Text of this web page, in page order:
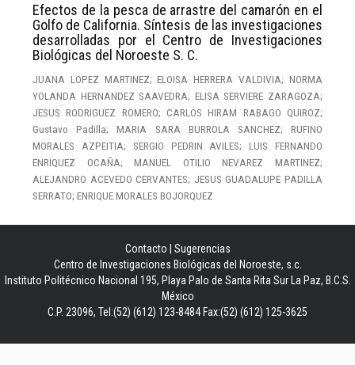
Efectos de la pesca de arrastre del camarón en el
Golfo de California. Síntesis de las investigaciones
desarrolladas por el Centro de Investigaciones
Biológicas del Noroeste S. C.
JUANA LOPEZ MARTINEZ; ELOISA HERRERA VALDIVIA; NORMA
YOLANDA HERNANDEZ SAAVEDRA; ELISA SERVIERE ZARAGOZA;
JESUS RODRIGUEZ ROMERO; CARLOS HIRAM RABAGO QUIROZ;
Gustavo Padilla; MARIA SARA BURROLA SANCHEZ; RUFINO
MORALES AZPEITIA; SERGIO PEDRIN AVILES; LUIS FERNANDO
ENRIQUEZ OCAÑA; MANUEL OTILIO NEVAREZ MARTINEZ;
ALEJANDRO ACEVEDO CERVANTES; JESUS GUADALUPE PADILLA
SERRATO; ENRIQUE MORALES BOJORQUEZ
Contacto
Sugerencias
Centro de Investigaciones Biológicas del Noroeste, s.c.
Instituto Politécnico Nacional 195, Playa Palo de Santa Rita Sur La Paz, B.C.S.
México
C.P. 23096, Tel:(52) (612) 123-8484 Fax:(52) (612) 125-3625